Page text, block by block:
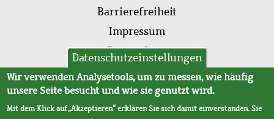
Barrierefreiheit
Impressum
Datenschutz
AVB
Datenschutzeinstellungen
Wir verwenden Analysetools, um zu messen, wie häufig
unsere Seite besucht und wie sie genutzt wird.
Mit dem Klick auf „Akzeptieren“ erklären Sie sich damit einverstanden. Sie